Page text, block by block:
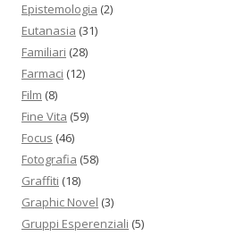
Epistemologia (2)
Eutanasia (31)
Familiari (28)
Farmaci (12)
Film (8)
Fine Vita (59)
Focus (46)
Fotografia (58)
Graffiti (18)
Graphic Novel (3)
Gruppi Esperenziali (5)